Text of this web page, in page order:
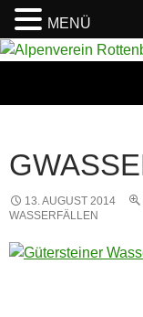
13. AUGUST 2014
WASSERFÄLLEN
MENÜ